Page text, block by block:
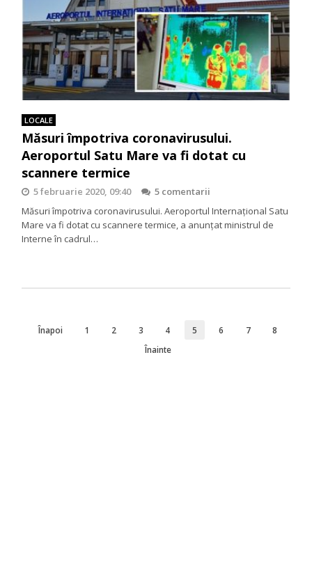
LOCALE
Măsuri împotriva coronavirusului.
Aeroportul Satu Mare va fi dotat cu
scannere termice
5 februarie 2020, 09:40
5 comentarii
Măsuri împotriva coronavirusului. Aeroportul Internațional Satu
Mare va fi dotat cu scannere termice, a anunțat ministrul de
Interne în cadrul…
Înapoi 1 2 3 4 5 6 7
8
Înainte